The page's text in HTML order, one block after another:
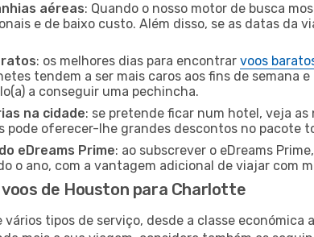
aéreas: Quando o nosso motor de busca
e de baixo custo. Além disso, se as datas da
: os melhores dias para encontrar voos
tendem a ser mais caros aos fins de semana
a conseguir uma pechincha.
na cidade: se pretende ficar num hotel, veja as
pode oferecer-lhe grandes descontos no pacote
eDreams Prime: ao subscrever o eDreams
o ano, com a vantagem adicional de viajar com
de Houston para Charlotte
vários tipos de serviço, desde a classe